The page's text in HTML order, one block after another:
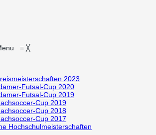
≡ ╳
2023
Futsal-Cup 2020
Futsal-Cup 2019
Cup 2019
Cup 2018
Cup 2017
Hochschulmeisterschaften